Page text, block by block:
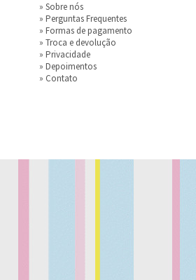
» Sobre nós
» Perguntas Frequentes
» Formas de pagamento
» Troca e devolução
» Privacidade
» Depoimentos
» Contato